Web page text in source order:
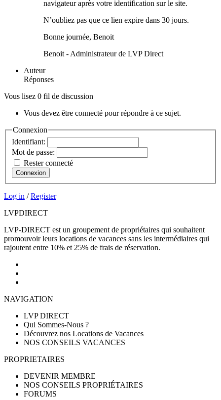
navigateur après votre identification sur le site.
N’oubliez pas que ce lien expire dans 30 jours.
Bonne journée, Benoit
Benoit - Administrateur de LVP Direct
Auteur
Réponses
Vous lisez 0 fil de discussion
Vous devez être connecté pour répondre à ce sujet.
Connexion
Identifiant:
Mot de passe:
Rester connecté
Connexion
Log in /Register
LVPDIRECT
LVP-DIRECT est un groupement de propriétaires qui souhaitent
promouvoir leurs locations de vacances sans les intermédiaires qui
rajoutent entre 10% et 25% de frais de réservation.
NAVIGATION
LVP DIRECT
Qui Sommes-Nous ?
Découvrez nos Locations de Vacances
NOS CONSEILS VACANCES
PROPRIETAIRES
DEVENIR MEMBRE
NOS CONSEILS PROPRIÉTAIRES
FORUMS